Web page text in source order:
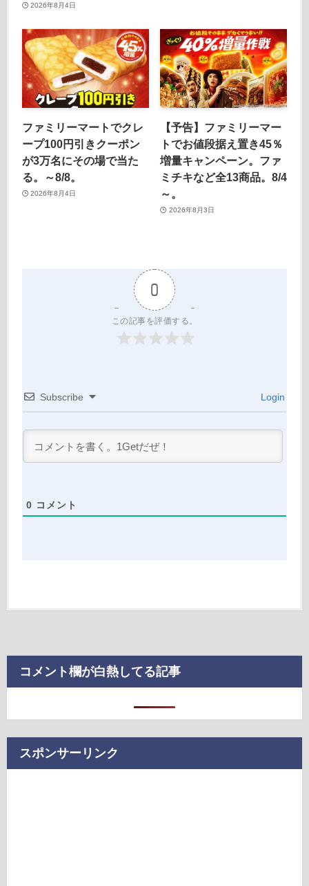
2026年8月4日
ファミリーマートでクレ
ープ100円引きクーポン
が3万名にその場で当た
る。～8/8。
2026年8月4日
【予告】ファミリーマー
トでお値段据え置き45％
増量キャンペーン。ファ
ミチキなど全13商品。8/4
～。
2026年8月3日
0
この記事を評価する。
Subscribe Login
0 コメント
コメント欄が白熱してる記事
スポンサーリンク